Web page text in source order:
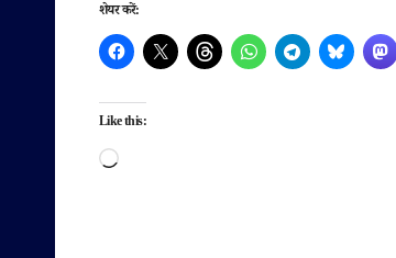
शेयर करें:
Like this:
Loading…